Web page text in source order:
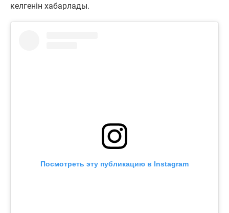
келгенін хабарлады.
Посмотреть эту публикацию в Instagram